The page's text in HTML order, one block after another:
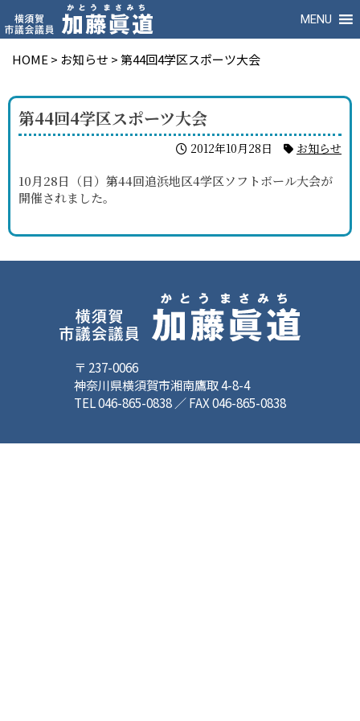
MENU
HOME > お知らせ >第44回4学区スポーツ大会
第44回4学区スポーツ大会
2012年10月28日 お知らせ
10月28日（日）第44回追浜地区4学区ソフトボール大会が
開催されました。
〒 237-0066
神奈川県横須賀市湘南鷹取 4-8-4
TEL 046-865-0838 ／ FAX 046-865-0838